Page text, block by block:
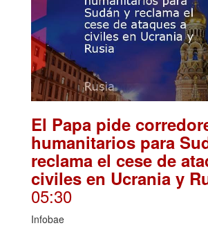
El Papa pide
humanitarios para
reclama el cese de
civiles en Ucrania y
05:30
Infobae